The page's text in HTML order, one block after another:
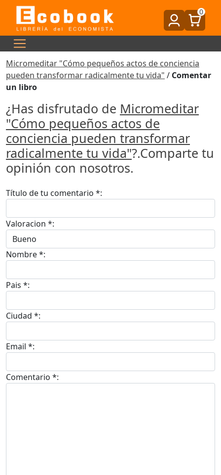
0
Micromeditar "Cómo pequeños actos de conciencia
pueden transformar radicalmente tu vida" / Comentar
un libro
¿Has disfrutado de Micromeditar
"Cómo pequeños actos de
conciencia pueden transformar
radicalmente tu vida"?.Comparte tu
opinión con nosotros.
Título de tu comentario *:
Valoracion *:
Nombre *:
Pais *:
Ciudad *:
Email *:
Comentario *: